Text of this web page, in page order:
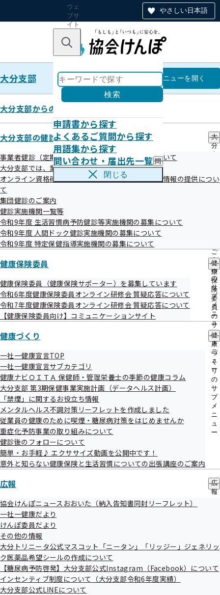
やさしい日本語
ウェ
ブサ
イト
のナ
ン
キーワードで探す
検索
申請書から探す
よくあるご質問から探す
用語集から探す
問い合わせ・届出先一覧 問
い
出
先
覧
メ
ニ
ュ
ー
閉じる
大分支部 大分支部
メニューを開く
大分支部からのお知らせ
大分支部の健診・保健指導のご案内
大
分
健
ご
案
内
の
サ
ブ
メ
ニ
ュ
ー
事業者健診（定期健康診断）データの提供方法について
大分支部では、業務の一部を外部委託しています
オンライン資格確認等システムによる特定健康診査情報の提供につい
て
集団健診のご案内
健診実施機関一覧等
令和9年度 生活習慣病予防健診等実施機関の募集について
令和9年度 人間ドック健診実施機関の募集について
令和9年度 特定保健指導実施機関の募集について
健康保険委員
健
康
保
険
委
員
の
サ
ブ
メ
ニ
ュ
ー
健康保険委員（健康保険サポーター）を募集しています
令和6年度健康保険委員オンライン研修会 質疑応答について
令和7年度健康保険委員オンライン研修会 質疑応答について
【健康保険委員向け】コミュニケーションサイト
健康づくり
健
康
づ
く
り
の
サ
ブ
メ
ニ
ュ
ー
一社一健康宣言TOP
一社一健康宣言サブカテゴリ
健康ナビＯＩＴＡ 保健師・管理栄養士の季節の健康コラム
大分支部 第3期保健事業実施計画（データヘルス計画）
「禁煙」に関するお役立ち情報
メンタルヘルス不調対策リーフレットを作成しました
従業員の健康のために喫煙・糖尿病対策をはじめませんか
重症化予防事業の取り組みについて
健診後のフォローについて
簡単・お手軽♪ エクササイズ動画を公開中です！
意外と知らない健康保険と生活習慣についての出張講座のご案内
広報
広
報
ュ
協会けんぽニュースおおいた（納入告知書同封リーフレット）
一社一健康だより
けんぽ委員だより
その他の情報
大分トリニータ公式マスコット「ニータン」「リッジー」ジェネリッ
ク医薬品希望シールの作成について
【糖尿病予防啓発】大分支部公式Instagram（Facebook）について
インセンティブ制度について（大分支部令和6年度実績）
大分支部公式LINEについて
大分支部では、業務の一部を外部
委託しています
令和08年06月08日
協会けんぽ大分支部では、業務の一部を下記業者に委託して
います。
つきましては、下記の委託業者より、事業所様や加入者の皆
様へご案内等のご連絡を
させていただくことがございますので、ご理解のほどよろし
委託業者 業務委託内容
電話番
号
住所 契約期間
1
一般社団
法人
診協会
定保健指導
実施業務委託
令和8年
～令和9
2
株式会社
ベストラ
イフ・プ
ロモー
ション
被保険者に対する特
定保健指導業務委託
（継続的な支援）
0120-
294-
304
06-
大阪府大
阪市中央
目2番53号
大阪東京
ビル
令和8年
～令和9
3
小野高速
印刷
株式会社
事業者健診結果デー
託
097-
0600
大分県大
新貝4-50
令和8年
～令和9
年3月
4
竹田市
保険健康
課
被扶養者
る特定保健指導
の利用勧奨及び
実施業務委託
被扶養者に対す
る未治療者への
0974-
63-
4810
大分県竹
大字会々
1650番地
令和8年
～令和9